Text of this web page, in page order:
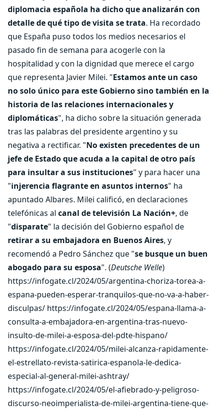
diplomacia española ha dicho que analizarán con
detalle de qué tipo de visita se trata. Ha recordado
que España puso todos los medios necesarios el
pasado fin de semana para acogerle con la
hospitalidad y con la dignidad que merece el cargo
que representa Javier Milei. "Estamos ante un caso
no solo único para este Gobierno sino también en la
historia de las relaciones internacionales y
diplomáticas", ha dicho sobre la situación generada
tras las palabras del presidente argentino y su
negativa a rectificar. "No existen precedentes de un
jefe de Estado que acuda a la capital de otro país
para insultar a sus instituciones" y para hacer una
"injerencia flagrante en asuntos internos" ha
apuntado Albares. Milei calificó, en declaraciones
telefónicas al canal de televisión La Nación+, de
"disparate" la decisión del Gobierno español de
retirar a su embajadora en Buenos Aires, y
recomendó a Pedro Sánchez que "se busque un buen
abogado para su esposa". (Deutsche Welle)
https://infogate.cl/2024/05/argentina-choriza-torea-a-
espana-pueden-esperar-tranquilos-que-no-va-a-haber-
disculpas/ https://infogate.cl/2024/05/espana-llama-a-
consulta-a-embajadora-en-argentina-tras-nuevo-
insulto-de-milei-a-esposa-del-pdte-hispano/
https://infogate.cl/2024/05/milei-alcanza-rapidamente-
el-estrellato-revista-satirica-espanola-le-dedica-
especial-al-general-milei-ashtray/
https://infogate.cl/2024/05/el-afiebrado-y-peligroso-
discurso-neoimperialista-de-milei-argentina-tiene-que-